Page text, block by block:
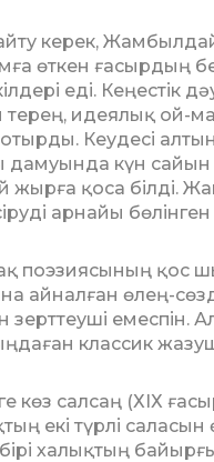
керек, Жамбылдай
өткен ғасырдың
еді. Кеңестік
идеялық ой-
отырды. Кеудесі
күн сайын
жырға қоса білді.
арнайы
поэзиясының қос
айналған өлең-
зерт­теуші
классик
көз салсаң (ХІХ
екі түрлі са­­ласын
халықтың